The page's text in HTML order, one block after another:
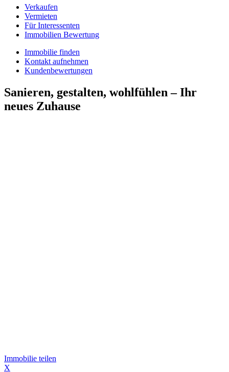
Verkaufen
Vermieten
Für Interessenten
Immobilien Bewertung
Immobilie finden
Kontakt aufnehmen
Kundenbewertungen
Sanieren, gestalten, wohlfühlen – Ihr
neues Zuhause
Immobilie teilen
X